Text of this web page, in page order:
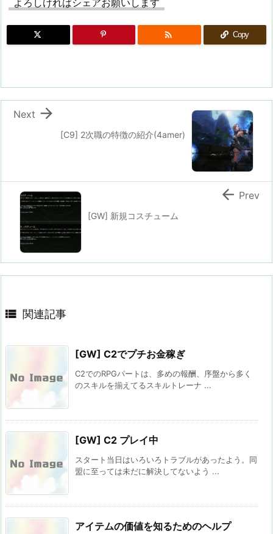
よろしければシェアお願いします
 Copy
[C9] 2次職の特徴の紹介(4amer)

Next
[GW] 新規コスチューム
 Prev
 関連記事
[GW] C2でプチお金稼ぎ
C2でのRPGパートは、多めの報酬、序盤から多く
のスキルを揃えてるスキルトレーナ ...
[GW] C2 プレイ中
スタート当日はいろいろトラブルがあったよう。同
盟に至っては未だに解決してないよう ...
アイテムの価値を知るためのヘルプ